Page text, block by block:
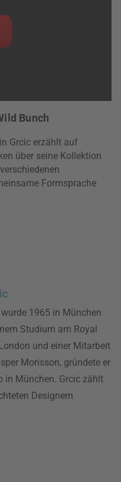
Bunch
Grcic erzählt auf
über seine Kollektion
Formsprache
1965 in München
Studium am Royal
und einer Mitarbeit
Morisson, gründete er
in München. Grcic zählt
Designern